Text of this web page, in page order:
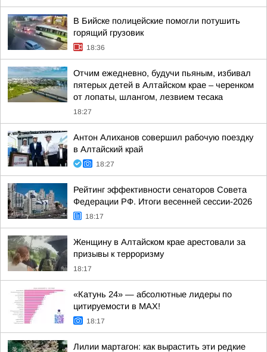
В Бийске полицейские помогли потушить
горящий грузовик
18:36
Отчим ежедневно, будучи пьяным, избивал
пятерых детей в Алтайском крае – черенком
от лопаты, шлангом, лезвием тесака
18:27
Антон Алиханов совершил рабочую поездку
в Алтайский край
18:27
Рейтинг эффективности сенаторов Совета
Федерации РФ. Итоги весенней сессии-2026
18:17
Женщину в Алтайском крае арестовали за
призывы к терроризму
18:17
«Катунь 24» — абсолютные лидеры по
цитируемости в MAX!
18:17
Лилии мартагон: как вырастить эти редкие